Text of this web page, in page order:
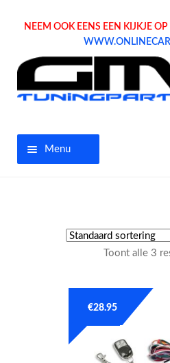
NEEM OOK EENS EEN KIJKJE
Menu
Tuning parts
OPC Line
Toont alle 3
€28.95